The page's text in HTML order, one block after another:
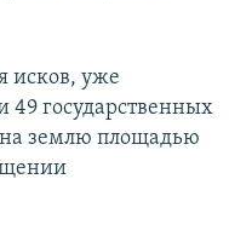
исков, уже
государственных
на землю площадью